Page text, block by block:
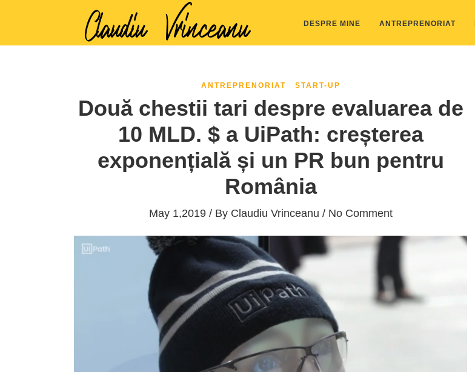
DESPRE MINE ANTREPRENORIAT
ANTREPRENORIAT START-UP
Două chestii tari despre evaluarea de
10 MLD. $ a UiPath: creșterea
exponențială și un PR bun pentru
România
May 1,2019 / By Claudiu Vrinceanu / No Comment